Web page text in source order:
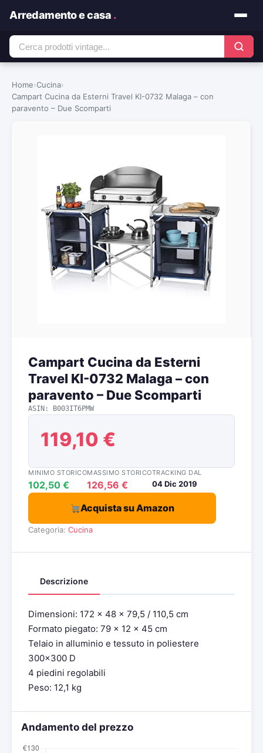
Arredamento e casa .
Home›Cucina›
Campart Cucina da Esterni Travel KI-0732 Malaga – con
paravento – Due Scomparti
Campart Cucina da Esterni
Travel KI-0732 Malaga – con
paravento – Due Scomparti
ASIN: B003IT6PMW
119,10 €
MINIMO STORICO
102,50 €
MASSIMO STORICO
126,56 €
TRACKING DAL
04 Dic 2019
Acquista su Amazon
Categoria: Cucina
Descrizione
Dimensioni: 172 x 48 x 79,5 / 110,5 cm
Formato piegato: 79 x 12 x 45 cm
Telaio in alluminio e tessuto in poliestere
300×300 D
4 piedini regolabili
Peso: 12,1 kg
Andamento del prezzo